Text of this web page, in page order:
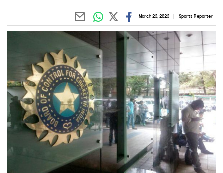
Sports Reporter
March 23, 2023